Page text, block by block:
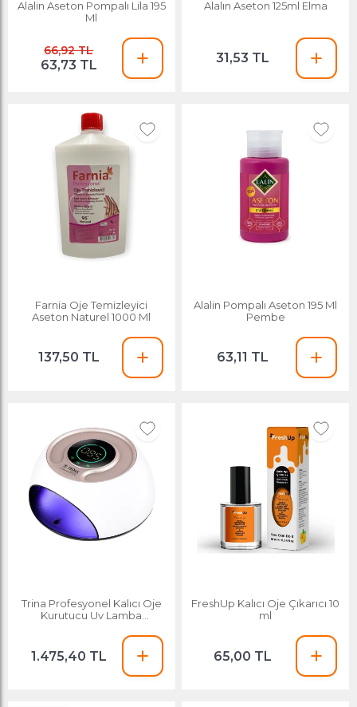
Alalin Aseton Pompalı Lila 195
Ml
66,92 TL
63,73 TL
Alalın Aseton 125ml Elma
31,53 TL
Farnia Oje Temizleyici
Aseton Naturel 1000 Ml
137,50 TL
Alalin Pompalı Aseton 195 Ml
Pembe
63,11 TL
Trina Profesyonel Kalıcı Oje
Kurutucu Uv Lamba
1.475,40 TL
FreshUp Kalıcı Oje Çıkarıcı 10
ml
65,00 TL